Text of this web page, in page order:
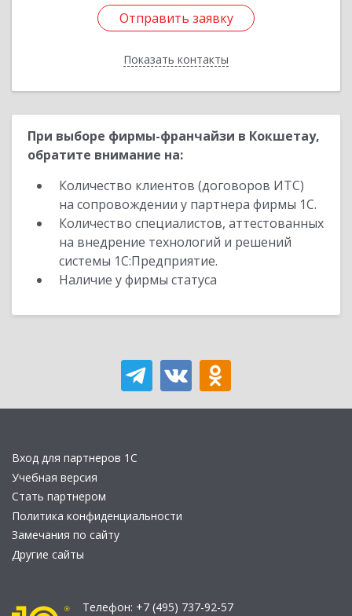
Отправить заявку
Показать контакты
Отправить заявку
Назад
При выборе фирмы-франчайзи в Кокшетау,
обратите внимание на:
Количество клиентов (договоров ИТС)
на сопровождении у партнера фирмы 1С.
Количество специалистов, аттестованных
на внедрение технологий и решений
системы 1С:Предприятие.
Наличие у фирмы статуса
Вход для партнеров 1С
Учебная версия
Стать партнером
Политика конфиденциальности
Замечания по сайту
Другие сайты
Телефон: +7 (495) 737-92-57